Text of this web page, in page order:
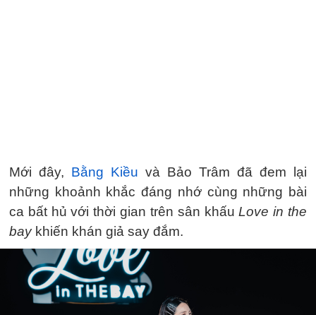
Mới đây, Bằng Kiều và Bảo Trâm đã đem lại
những khoảnh khắc đáng nhớ cùng những bài
ca bất hủ với thời gian trên sân khấuLove in the
baykhiến khán giả say đắm.